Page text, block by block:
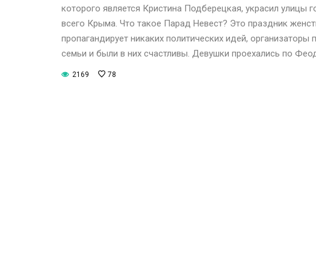
которого является Кристина Подберецкая, украсил
всего Крыма. Что такое Парад Невест? Это праздник
пропагандирует никаких политических идей,
семьи и были в них счастливы. Девушки проехались по
2169 78